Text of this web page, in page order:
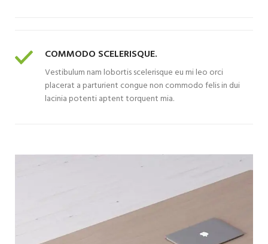
COMMODO SCELERISQUE.
Vestibulum nam lobortis scelerisque eu mi leo orci
placerat a parturient congue non commodo felis in dui
lacinia potenti aptent torquent mia.